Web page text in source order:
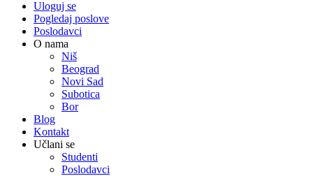
Uloguj se
Pogledaj poslove
Poslodavci
O nama
Niš
Beograd
Novi Sad
Subotica
Bor
Blog
Kontakt
Učlani se
Studenti
Poslodavci